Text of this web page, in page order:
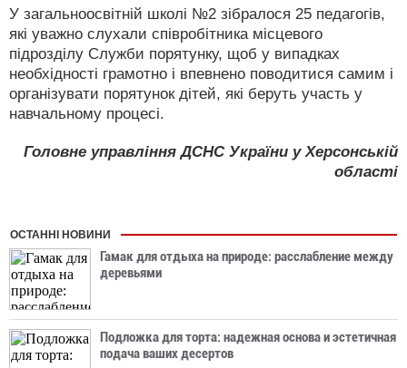
У загальноосвітній школі №2 зібралося 25 педагогів,
які уважно слухали співробітника місцевого
підрозділу Служби порятунку, щоб у випадках
необхідності грамотно і впевнено поводитися самим і
організувати порятунок дітей, які беруть участь у
навчальному процесі.
Головне управління ДСНС України у Херсонській
області
ОСТАННІ НОВИНИ
Гамак для отдыха на природе: расслабление между
деревьями
Подложка для торта: надежная основа и эстетичная
подача ваших десертов